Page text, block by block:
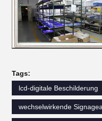
Tags:
lcd-digitale Beschilderung
wechselwirkende